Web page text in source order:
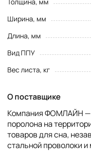
Ширина, мм
Длина, мм
Вид ППУ
Вес листа, кг
О поставщике
Компания ФОМЛАЙН —
поролона на
товаров для сна,
стальной проволоки и